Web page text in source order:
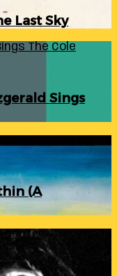
Last Sky
The Cole
Sings
(A
Centre